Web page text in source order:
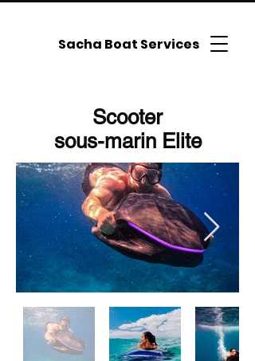
Sacha Boat Services
Scooter
sous-marin Elite